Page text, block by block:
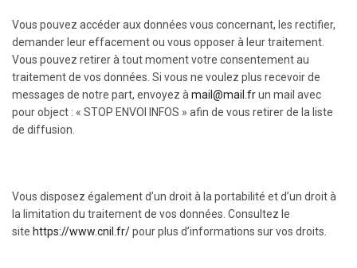
Vous pouvez accéder aux données vous concernant, les rectifier,
demander leur effacement ou vous opposer à leur traitement.
Vous pouvez retirer à tout moment votre consentement au
traitement de vos données. Si vous ne voulez plus recevoir de
messages de notre part, envoyez à mail@mail.frun mail avec
pour object : « STOP ENVOI INFOS » afin de vous retirer de la liste
de diffusion.
Vous disposez également d’un droit à la portabilité et d’un droit à
la limitation du traitement de vos données. Consultez le
site https://www.cnil.fr/pour plus d’informations sur vos droits.